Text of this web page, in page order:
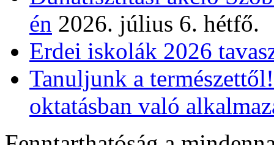
én 2026. július 6. hétfő.
Erdei iskolák 2026
Tanuljunk a
oktatásban való